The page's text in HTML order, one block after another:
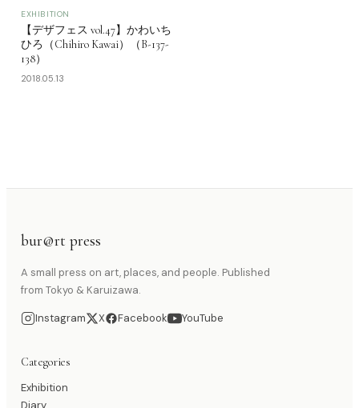
EXHIBITION
【デザフェス vol.47】かわいち
ひろ（Chihiro Kawai）（B-137-
138）
2018.05.13
bur@rt press
A small press on art, places, and people. Published
from Tokyo & Karuizawa.
Instagram X Facebook YouTube
Categories
Exhibition
Diary